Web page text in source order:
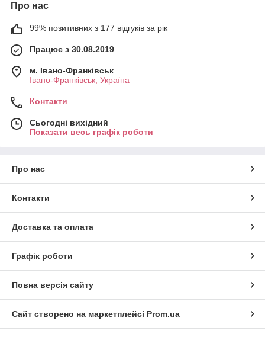
Про нас
99% позитивних з 177 відгуків за рік
Працює з 30.08.2019
м. Івано-Франківськ
Івано-Франківськ, Україна
Контакти
Сьогодні вихідний
Показати весь графік роботи
Про нас
Контакти
Доставка та оплата
Графік роботи
Повна версія сайту
Сайт створено на маркетплейсі Prom.ua